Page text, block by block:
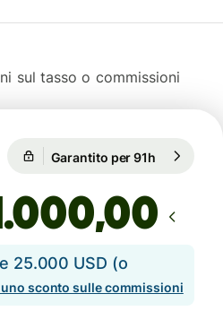
sul tasso o commissioni
Garantito per 91h
,00
25.000 USD (o
uno sconto sulle commissioni